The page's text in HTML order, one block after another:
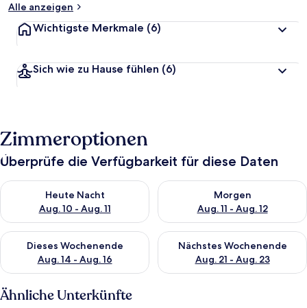
Alle anzeigen
Wichtigste Merkmale (6)
Sich wie zu Hause fühlen (6)
Zimmeroptionen
Überprüfe die Verfügbarkeit für diese Daten
Heute Nacht
Aug. 10 - Aug. 11
Überprüfe die Verfügbarkeit für heute Nacht, Aug. 10 - Aug.
Morgen
Aug. 11 - Aug. 12
Überprüfe die Verfügbarkeit
Dieses Wochenende
Aug. 14 - Aug. 16
Überprüfe die Verfügbarkeit für dieses Wochenende, Aug. 14
Nächstes Wochenende
Aug. 21 - Aug. 23
Überprüfe die Verfügbarkeit
Ähnliche Unterkünfte